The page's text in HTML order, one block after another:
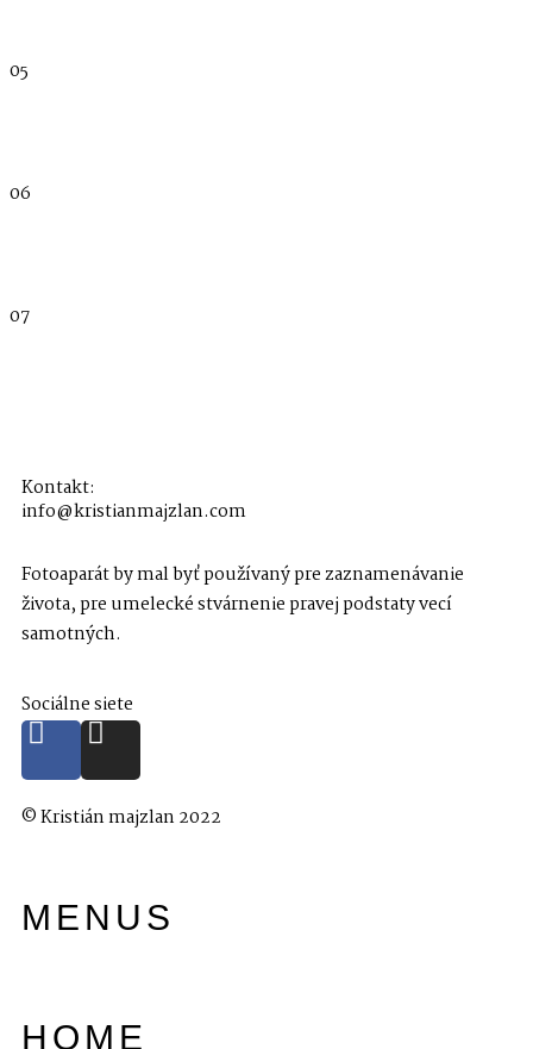
05
06
07
Kontakt:
info@kristianmajzlan.com
Fotoaparát by mal byť používaný pre zaznamenávanie
života, pre umelecké stvárnenie pravej podstaty vecí
samotných.
Sociálne siete
© Kristián majzlan 2022
MENUS
HOME